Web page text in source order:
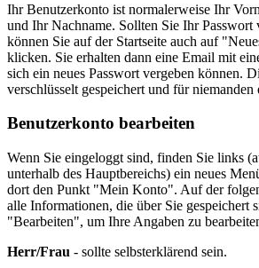
Ihr Benutzerkonto ist normalerweise Ihr
und Ihr Nachname. Sollten Sie Ihr Passwort
können Sie auf der Startseite auch auf
klicken. Sie erhalten dann eine Email mit
sich ein neues Passwort vergeben können.
verschlüsselt gespeichert und für niemanden
Benutzerkonto bearbeiten
Wenn Sie eingeloggt sind, finden Sie links
unterhalb des Hauptbereichs) ein neues
dort den Punkt "Mein Konto". Auf der
alle Informationen, die über Sie gespeichert
"Bearbeiten", um Ihre Angaben zu
Herr/Frau - sollte selbsterklärend sein.